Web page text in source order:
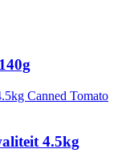
4.5kg